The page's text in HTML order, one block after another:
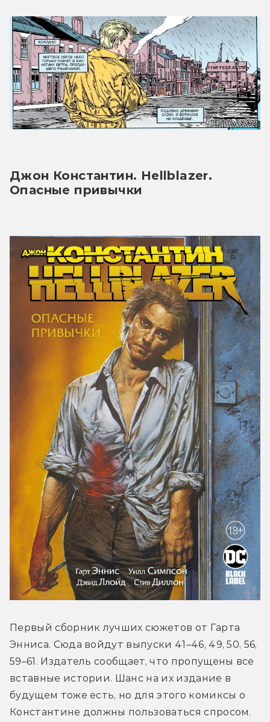
Джон Константин. Hellblazer.
Опасные привычки
Первый сборник лучших сюжетов от Гарта
Энниса. Сюда войдут выпуски 41–46, 49, 50, 56,
59–61. Издатель сообщает, что пропущены все
вставные истории. Шанс на их издание в
будущем тоже есть, но для этого комиксы о
Константине должны пользоваться спросом.